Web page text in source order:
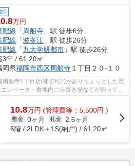
0
万円
肥線 「周船寺 」駅 徒歩6分
肥線 「波多江 」駅 徒歩26分
肥線 「九大学研都市 」駅 徒歩26分
3年 / 61.20㎡
岡県福岡市西区周船寺１丁目２０-１０
船寺1丁目店(徒歩6分)がありちょっとした買
レベータ・敷地内ごみ置き場などが揃ってお
ので天...
10.8万円 (管理費等：5,500円 )
敷金 0ヶ月 礼金
2.5ヶ月
6階 / 2LDK＋1S(納戸) / 61.20㎡